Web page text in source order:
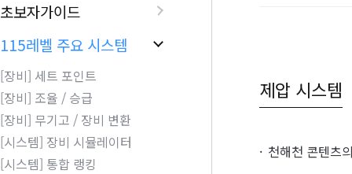
초보자가이드
115레벨 주요 시스템
[장비] 세트 포인트
[장비] 조율 / 승급
[장비] 무기고 / 장비 변환
[시스템] 장비 시뮬레이터
[시스템] 통합 랭킹
제압 시스템
천해천 콘텐츠